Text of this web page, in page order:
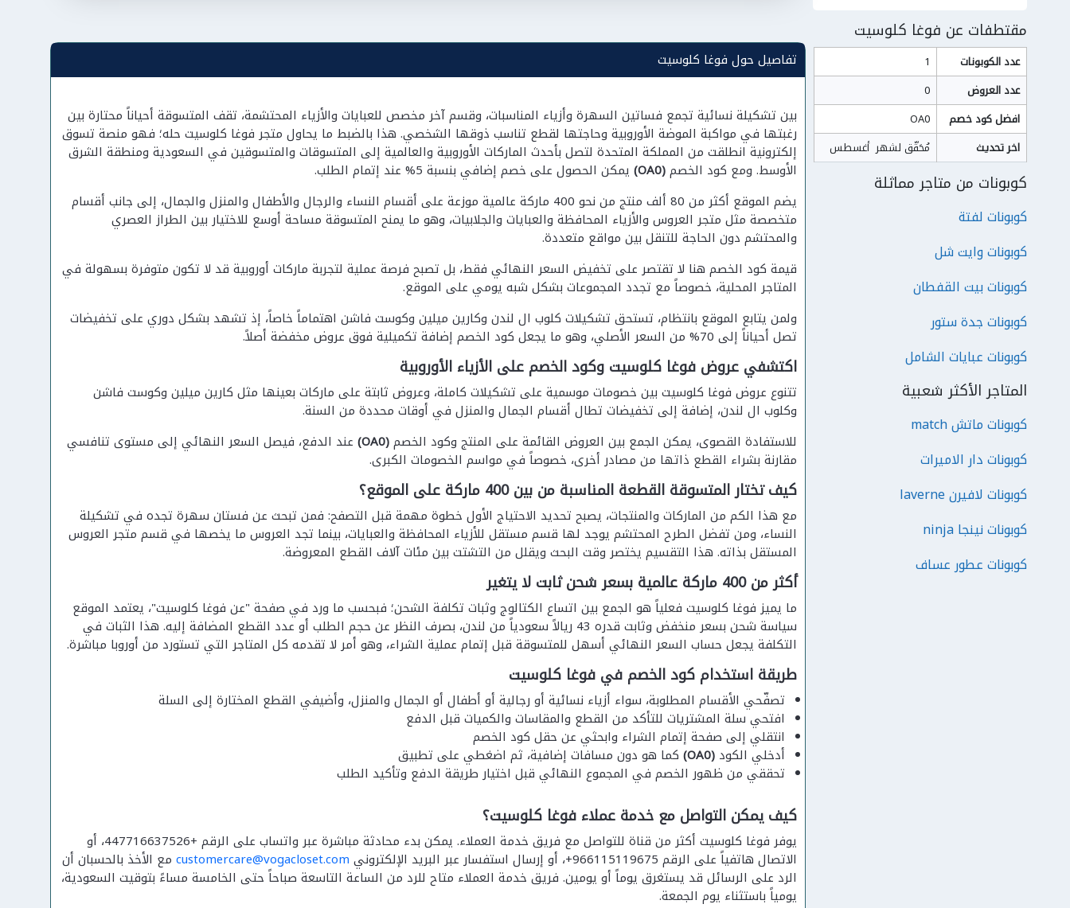
مقتطفات عن فوغا كلوسيت
عدد الكوبونات
1
عدد العروض
0
افضل كود خصم
OA0
اخر تحديث
مُحَقّق لشهر  أغسطس
كوبونات من متاجر مماثلة
كوبونات لفتة
كوبونات وايت شل
كوبونات بيت القفطان
كوبونات جدة ستور
كوبونات عبايات الشامل
المتاجر الأكثر شعبية
كوبونات ماتش match
كوبونات دار الاميرات
كوبونات لافيرن laverne
كوبونات نينجا ninja
كوبونات عطور عساف
تفاصيل حول فوغا كلوسيت
بين تشكيلة نسائية تجمع فساتين السهرة وأزياء المناسبات، وقسم آخر مخصص للعبايات والأزياء المحتشمة، تقف المتسوقة أحياناً محتارة بين
رغبتها في مواكبة الموضة الأوروبية وحاجتها لقطع تناسب ذوقها الشخصي. هذا بالضبط ما يحاول متجر فوغا كلوسيت حله؛ فهو منصة تسوق
إلكترونية انطلقت من المملكة المتحدة لتصل بأحدث الماركات الأوروبية والعالمية إلى المتسوقات والمتسوقين في السعودية ومنطقة الشرق
الأوسط. ومع كود الخصم(OA0)
يمكن الحصول على خصم إضافي بنسبة 5% عند إتمام الطلب.
يضم الموقع أكثر من 80 ألف منتج من نحو 400 ماركة عالمية موزعة على أقسام النساء والرجال والأطفال والمنزل والجمال، إلى جانب أقسام
متخصصة مثل متجر العروس والأزياء المحافظة والعبايات والجلابيات، وهو ما يمنح المتسوقة مساحة أوسع للاختيار بين الطراز العصري
والمحتشم دون الحاجة للتنقل بين مواقع متعددة.
قيمة كود الخصم هنا لا تقتصر على تخفيض السعر النهائي فقط، بل تصبح فرصة عملية لتجربة ماركات أوروبية قد لا تكون متوفرة بسهولة في
المتاجر المحلية، خصوصاً مع تجدد المجموعات بشكل شبه يومي على الموقع.
ولمن يتابع الموقع بانتظام، تستحق تشكيلات كلوب ال لندن وكارين ميلين وكوست فاشن اهتماماً خاصاً، إذ تشهد بشكل دوري على تخفيضات
تصل أحياناً إلى 70% من السعر الأصلي، وهو ما يجعل كود الخصم إضافة تكميلية فوق عروض مخفضة أصلاً.
اكتشفي عروض فوغا كلوسيت وكود الخصم على الأزياء الأوروبية
تتنوع عروض فوغا كلوسيت بين خصومات موسمية على تشكيلات كاملة، وعروض ثابتة على ماركات بعينها مثل كارين ميلين وكوست فاشن
وكلوب ال لندن، إضافة إلى تخفيضات تطال أقسام الجمال والمنزل في أوقات محددة من السنة.
للاستفادة القصوى، يمكن الجمع بين العروض القائمة على المنتج وكود الخصم(OA0)
عند الدفع، فيصل السعر النهائي إلى مستوى تنافسي
مقارنة بشراء القطع ذاتها من مصادر أخرى، خصوصاً في مواسم الخصومات الكبرى.
كيف تختار المتسوقة القطعة المناسبة من بين 400 ماركة على الموقع؟
مع هذا الكم من الماركات والمنتجات، يصبح تحديد الاحتياج الأول خطوة مهمة قبل التصفح: فمن تبحث عن فستان سهرة تجده في تشكيلة
النساء، ومن تفضل الطرح المحتشم يوجد لها قسم مستقل للأزياء المحافظة والعبايات، بينما تجد العروس ما يخصها في قسم متجر العروس
المستقل بذاته. هذا التقسيم يختصر وقت البحث ويقلل من التشتت بين مئات آلاف القطع المعروضة.
أكثر من 400 ماركة عالمية بسعر شحن ثابت لا يتغير
ما يميز فوغا كلوسيت فعلياً هو الجمع بين اتساع الكتالوج وثبات تكلفة الشحن؛ فبحسب ما ورد في صفحة "عن فوغا كلوسيت"، يعتمد الموقع
سياسة شحن بسعر منخفض وثابت قدره 43 ريالاً سعودياً من لندن، بصرف النظر عن حجم الطلب أو عدد القطع المضافة إليه. هذا الثبات في
التكلفة يجعل حساب السعر النهائي أسهل للمتسوقة قبل إتمام عملية الشراء، وهو أمر لا تقدمه كل المتاجر التي تستورد من أوروبا مباشرة.
طريقة استخدام كود الخصم في فوغا كلوسيت
تصفّحي الأقسام المطلوبة، سواء أزياء نسائية أو رجالية أو أطفال أو الجمال والمنزل، وأضيفي القطع المختارة إلى السلة
افتحي سلة المشتريات للتأكد من القطع والمقاسات والكميات قبل الدفع
انتقلي إلى صفحة إتمام الشراء وابحثي عن حقل كود الخصم
أدخلي الكود(OA0)
كما هو دون مسافات إضافية، ثم اضغطي على تطبيق
تحققي من ظهور الخصم في المجموع النهائي قبل اختيار طريقة الدفع وتأكيد الطلب
كيف يمكن التواصل مع خدمة عملاء فوغا كلوسيت؟
يوفر فوغا كلوسيت أكثر من قناة للتواصل مع فريق خدمة العملاء. يمكن بدء محادثة مباشرة عبر واتساب على الرقم +447716637526، أو
الاتصال هاتفياً على الرقم 966115119675+، أو إرسال استفسار عبر البريد الإلكتروني
customercare@vogacloset.com مع الأخذ بالحسبان أن
الرد على الرسائل قد يستغرق يوماً أو يومين. فريق خدمة العملاء متاح للرد من الساعة التاسعة صباحاً حتى الخامسة مساءً بتوقيت السعودية،
يومياً باستثناء يوم الجمعة.